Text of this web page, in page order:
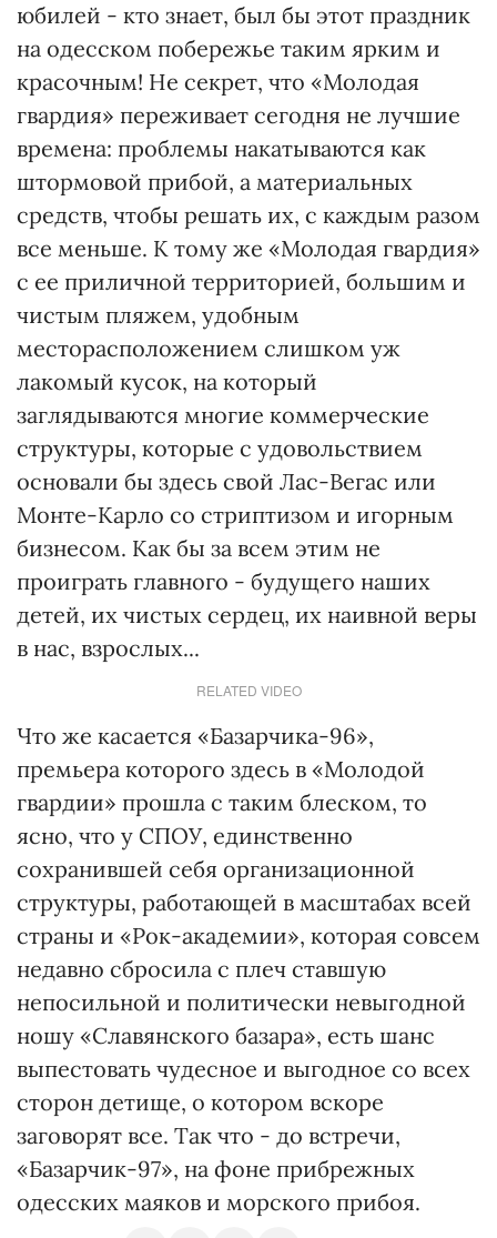
юбилей - кто знает, был бы этот праздник
на одесском побережье таким ярким и
красочным! Не секрет, что «Молодая
гвардия» переживает сегодня не лучшие
времена: проблемы накатываются как
штормовой прибой, а материальных
средств, чтобы решать их, с каждым разом
все меньше. К тому же «Молодая гвардия»
с ее приличной территорией, большим и
чистым пляжем, удобным
месторасположением слишком уж
лакомый кусок, на который
заглядываются многие коммерческие
структуры, которые с удовольствием
основали бы здесь свой Лас-Вегас или
Монте-Карло со стриптизом и игорным
бизнесом. Как бы за всем этим не
проиграть главного - будущего наших
детей, их чистых сердец, их наивной веры
в нас, взрослых...
RELATED VIDEO
Что же касается «Базарчика-96»,
премьера которого здесь в «Молодой
гвардии» прошла с таким блеском, то
ясно, что у СПОУ, единственно
сохранившей себя организационной
структуры, работающей в масштабах всей
страны и «Рок-академии», которая совсем
недавно сбросила с плеч ставшую
непосильной и политически невыгодной
ношу «Славянского базара», есть шанс
выпестовать чудесное и выгодное со всех
сторон детище, о котором вскоре
заговорят все. Так что - до встречи,
«Базарчик-97», на фоне прибрежных
одесских маяков и морского прибоя.